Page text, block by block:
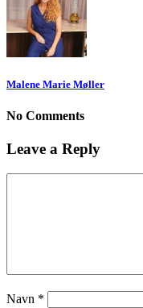
Malene Marie Møller
No Comments
Leave a Reply
Navn *